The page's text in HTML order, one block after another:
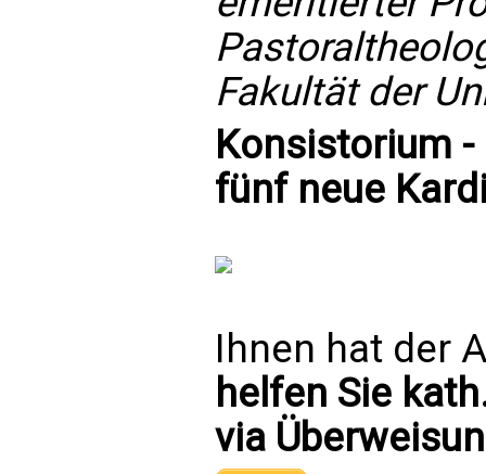
Fakultät der
Konsistorium
fünf neue
Ihnen hat der
helfen Sie
via